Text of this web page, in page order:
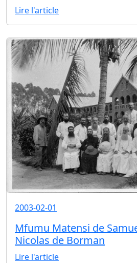
Lire l'article
2003-02-01
Mfumu Matensi de
Nicolas de Borman
Lire l'article